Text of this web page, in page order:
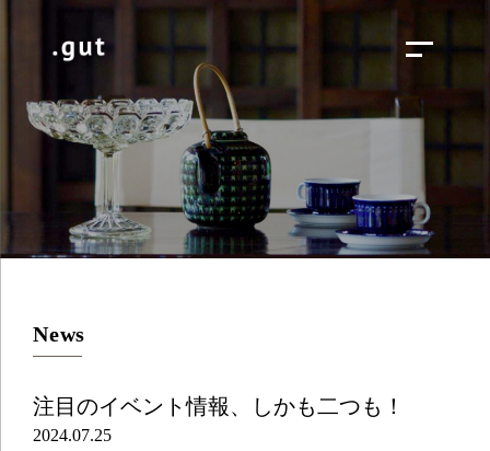
News
注目のイベント情報、しかも二つも！
2024.07.25